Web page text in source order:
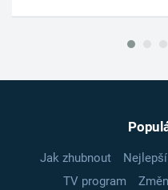
Jak zhubnout
TV program